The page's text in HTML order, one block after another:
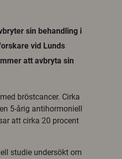
sin behandling i
vid Lunds
att avbryta sin
bröstcancer. Cirka
5-årig antihormoniell
att cirka 20 procent
studie undersökt om